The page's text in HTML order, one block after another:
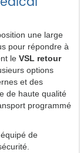
une large
pour répondre à
le VSL retour
options
et des
de haute qualité
programmé
de